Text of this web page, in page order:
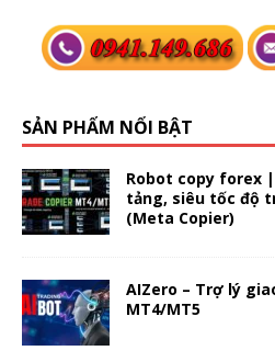
SẢN PHẨM NỔI BẬT
Robot copy forex
tảng, siêu tốc độ
(Meta Copier)
AIZero – Trợ lý
MT4/MT5